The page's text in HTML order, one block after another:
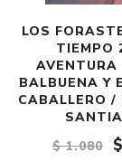
LOS
TIEMPO
AVENTURA
BALBUENA Y
CABALLERO /
$ 1.080